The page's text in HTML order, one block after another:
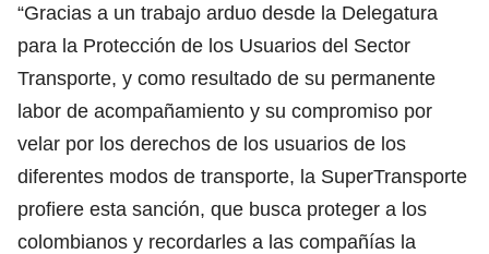
“Gracias a un trabajo arduo desde la Delegatura
para la Protección de los Usuarios del Sector
Transporte, y como resultado de su permanente
labor de acompañamiento y su compromiso por
velar por los derechos de los usuarios de los
diferentes modos de transporte, la SuperTransporte
profiere esta sanción, que busca proteger a los
colombianos y recordarles a las compañías la